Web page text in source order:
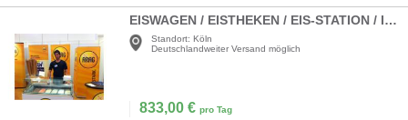
EISWAGEN / EISTHEKEN / EIS-STATION / ICE STATION
Standort: Köln
Deutschlandweiter Versand möglich
833,00 € pro Tag